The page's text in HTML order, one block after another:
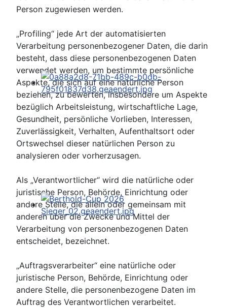
Person zugewiesen werden.
„Profiling“ jede Art der automatisierten
Verarbeitung personenbezogener Daten, die darin
besteht, dass diese personenbezogenen Daten
verwendet werden, um bestimmte persönliche
Aspekte, die sich auf eine natürliche Person
beziehen, zu bewerten, insbesondere um Aspekte
bezüglich Arbeitsleistung, wirtschaftliche Lage,
Gesundheit, persönliche Vorlieben, Interessen,
Zuverlässigkeit, Verhalten, Aufenthaltsort oder
Ortswechsel dieser natürlichen Person zu
analysieren oder vorherzusagen.
Als „Verantwortlicher“ wird die natürliche oder
juristische Person, Behörde, Einrichtung oder
andere Stelle, die allein oder gemeinsam mit
anderen über die Zwecke und Mittel der
Verarbeitung von personenbezogenen Daten
entscheidet, bezeichnet.
„Auftragsverarbeiter“ eine natürliche oder
juristische Person, Behörde, Einrichtung oder
andere Stelle, die personenbezogene Daten im
Auftrag des Verantwortlichen verarbeitet.